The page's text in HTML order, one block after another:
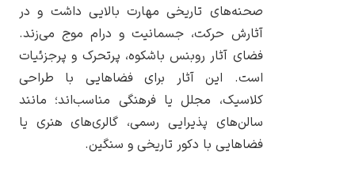
صحنه‌های تاریخی مهارت بالایی داشت و در
آثارش حرکت، جسمانیت و درام موج می‌زند.
فضای آثار روبنس باشکوه، پرتحرک و پرجزئیات
است. این آثار برای فضاهایی با طراحی
کلاسیک، مجلل یا فرهنگی مناسب‌اند؛ مانند
سالن‌های پذیرایی رسمی، گالری‌های هنری یا
فضاهایی با دکور تاریخی و سنگین.